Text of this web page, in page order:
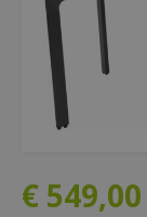
€ 549,00